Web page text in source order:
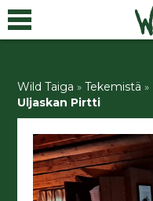
Wild Taiga »Tekemistä »
Uljaskan Pirtti